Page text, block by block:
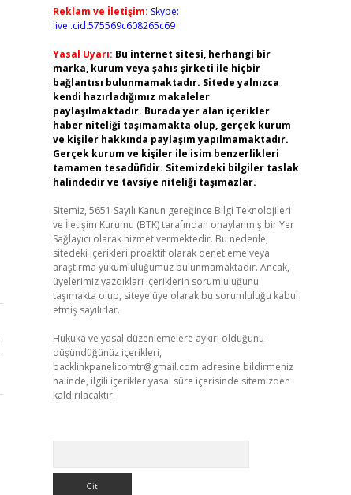
Reklam ve İletişim: Skype:
live:.cid.575569c608265c69
Yasal Uyarı: Bu internet sitesi, herhangi bir
marka, kurum veya şahıs şirketi ile hiçbir
bağlantısı bulunmamaktadır. Sitede yalnızca
kendi hazırladığımız makaleler
paylaşılmaktadır. Burada yer alan içerikler
haber niteliği taşımamakta olup, gerçek kurum
ve kişiler hakkında paylaşım yapılmamaktadır.
Gerçek kurum ve kişiler ile isim benzerlikleri
tamamen tesadüfidir. Sitemizdeki bilgiler taslak
halindedir ve tavsiye niteliği taşımazlar.
Sitemiz, 5651 Sayılı Kanun gereğince Bilgi Teknolojileri
ve İletişim Kurumu (BTK) tarafından onaylanmış bir Yer
Sağlayıcı olarak hizmet vermektedir. Bu nedenle,
sitedeki içerikleri proaktif olarak denetleme veya
araştırma yükümlülüğümüz bulunmamaktadır. Ancak,
üyelerimiz yazdıkları içeriklerin sorumluluğunu
taşımakta olup, siteye üye olarak bu sorumluluğu kabul
etmiş sayılırlar.
Hukuka ve yasal düzenlemelere aykırı olduğunu
düşündüğünüz içerikleri,
backlinkpanelicomtr@gmail.com adresine bildirmeniz
halinde, ilgili içerikler yasal süre içerisinde sitemizden
kaldırılacaktır.